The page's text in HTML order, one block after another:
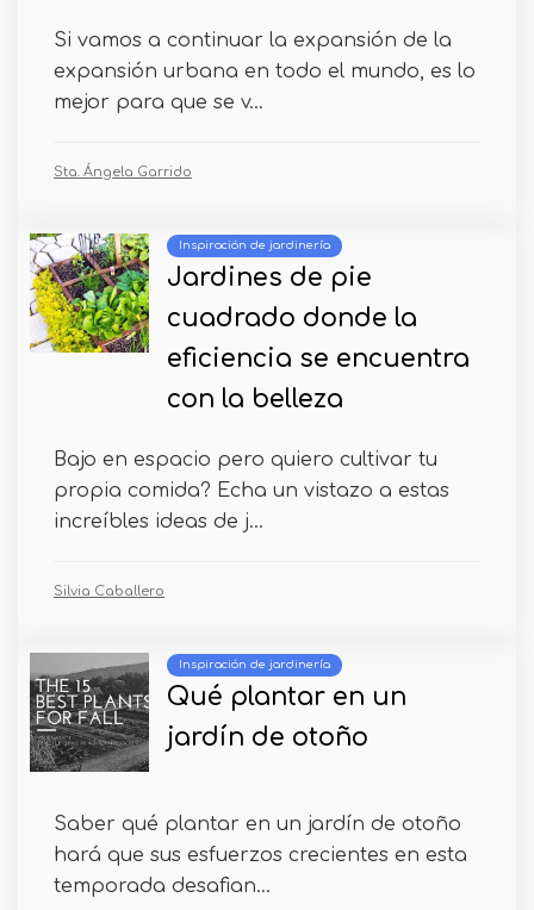
Si vamos a continuar la expansión de la
expansión urbana en todo el mundo, es lo
mejor para que se v...
Sta. Ángela Garrido
Inspiración de jardinería
Jardines de pie
cuadrado donde la
eficiencia se encuentra
con la belleza
Bajo en espacio pero quiero cultivar tu
propia comida? Echa un vistazo a estas
increíbles ideas de j...
Silvia Caballero
Inspiración de jardinería
Qué plantar en un
jardín de otoño
Saber qué plantar en un jardín de otoño
hará que sus esfuerzos crecientes en esta
temporada desafian...